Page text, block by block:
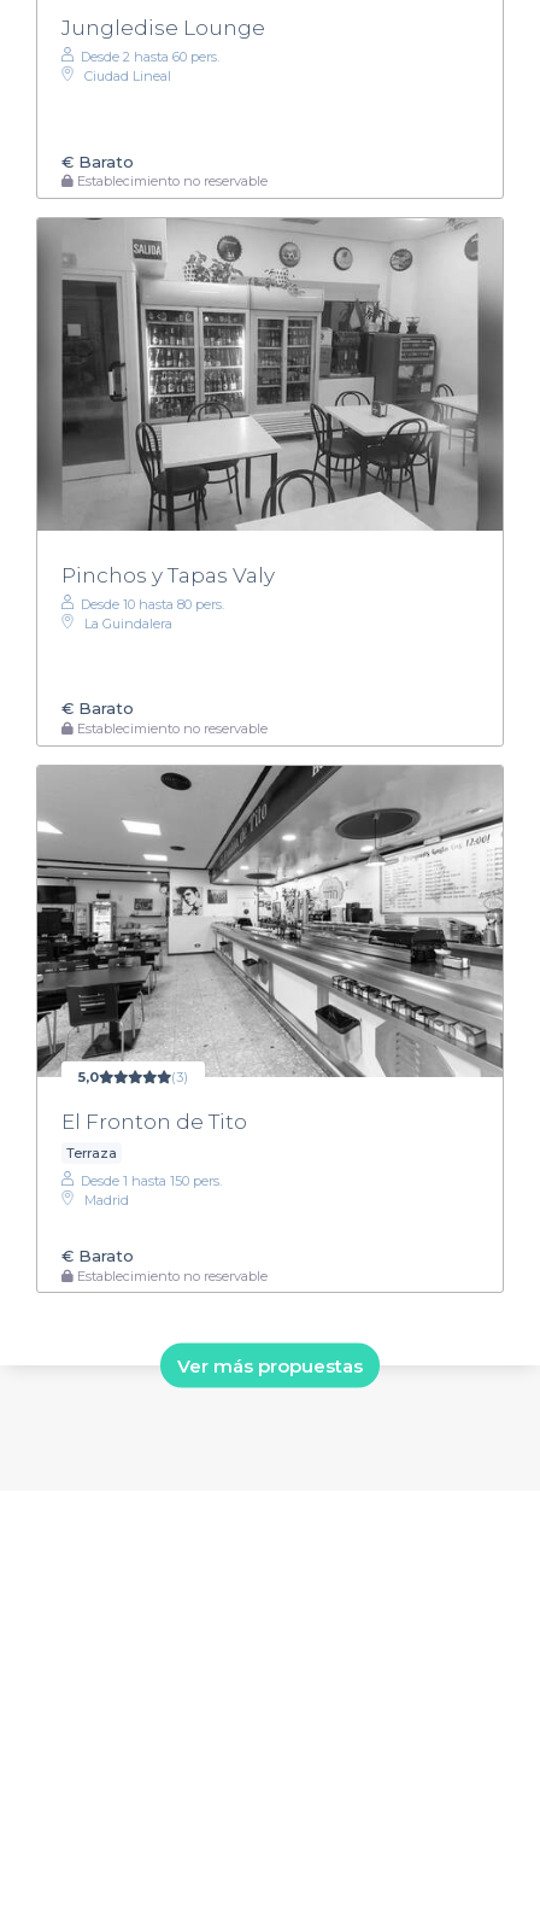
Jungledise Lounge
Desde 2 hasta 60 pers.
Ciudad Lineal
€ Barato
Establecimiento no reservable
Pinchos y Tapas Valy
Desde 10 hasta 80 pers.
La Guindalera
€ Barato
Establecimiento no reservable
5,0 (3)
El Fronton de Tito
Terraza
Desde 1 hasta 150 pers.
Madrid
€ Barato
Establecimiento no reservable
Ver más propuestas